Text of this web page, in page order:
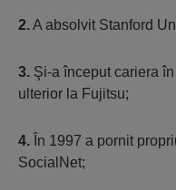
2.A absolvit Stanford
3. Şi-a început cariera
ulterior la Fujitsu;
4. În 1997 a pornit
SocialNet;